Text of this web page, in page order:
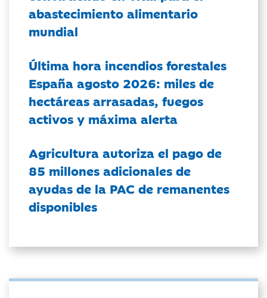
abastecimiento alimentario
mundial
Última hora incendios forestales
España agosto 2026: miles de
hectáreas arrasadas, fuegos
activos y máxima alerta
Agricultura autoriza el pago de
85 millones adicionales de
ayudas de la PAC de remanentes
disponibles